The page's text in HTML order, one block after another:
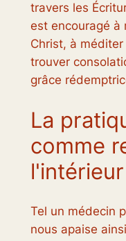
travers les
est encouragé à
Christ, à
trouver
grâce
La
comme
l'intérieur
Tel un médecin
nous apaise